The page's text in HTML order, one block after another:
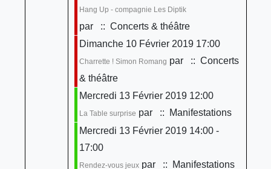
Hang Up - compagnie Les Diptik
par
:: Concerts & théâtre
Dimanche 10 Février 2019 17:00
Charrette ! Simon Romang par
:: Concerts
& théâtre
Mercredi 13 Février 2019 12:00
La Table surprise par
:: Manifestations
Mercredi 13 Février 2019 14:00 -
17:00
Rendez-vous jeuxpar
:: Manifestations